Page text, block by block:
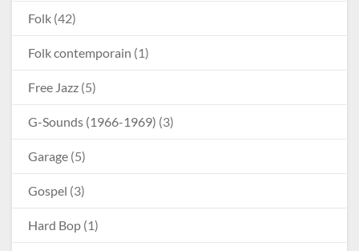
Folk (42)
Folk contemporain (1)
Free Jazz (5)
G-Sounds (1966-1969) (3)
Garage (5)
Gospel (3)
Hard Bop (1)